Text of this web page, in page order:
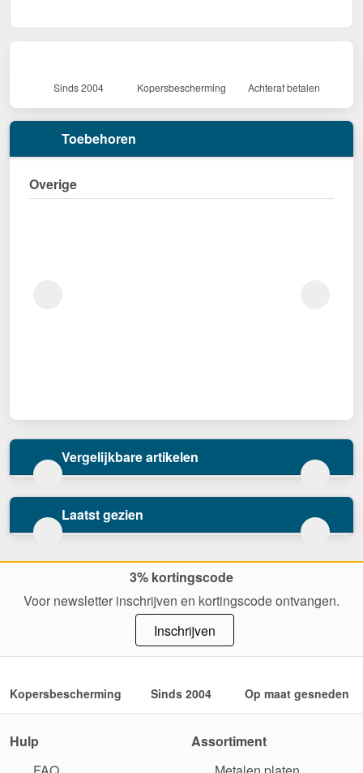
Sinds 2004 Kopersbescherming Achteraf betalen
Toebehoren
Overige
Vergelijkbare artikelen
Laatst gezien
3% kortingscode
Voor newsletter inschrijven en kortingscode ontvangen.
Inschrijven
Kopersbescherming Sinds 2004 Op maat gesneden
Hulp
Assortiment